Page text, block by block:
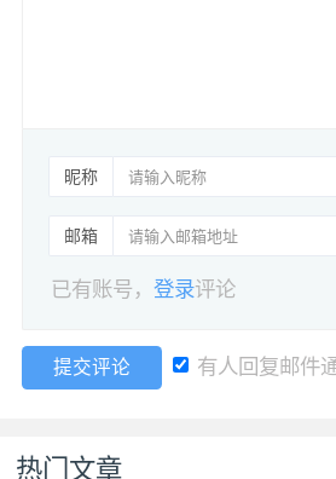
昵称
邮箱
已有账号，登录评论
提交评论 有人回复邮件
热门文章